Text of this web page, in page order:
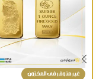
غير متوفر فى المخزون